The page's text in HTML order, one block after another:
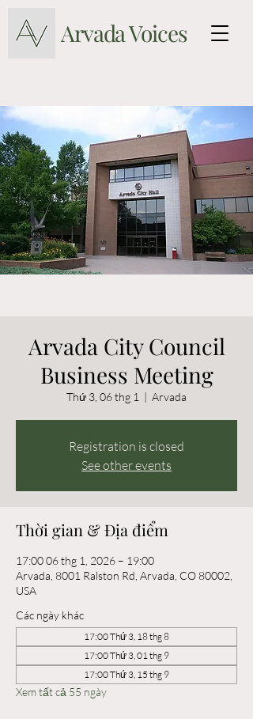
Arvada Voices
Arvada City Council
Business Meeting
Thứ 3, 06 thg 1
  |
Arvada
Registration is closed
See other events
Thời gian & Địa điểm
17:00 06 thg 1, 2026 – 19:00
Arvada, 8001 Ralston Rd, Arvada, CO 80002,
USA
Các ngày khác
17:00 Thứ 3, 18 thg 8
17:00 Thứ 3, 01 thg 9
17:00 Thứ 3, 15 thg 9
Xem tất cả 55 ngày